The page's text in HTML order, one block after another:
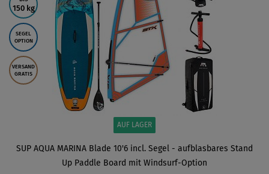
150 kg
SEGEL
OPTION
VERSAND
GRATIS
AUF LAGER
SUP AQUA MARINA Blade 10'6 incl. Segel - aufblasbares Stand
Up Paddle Board mit Windsurf-Option